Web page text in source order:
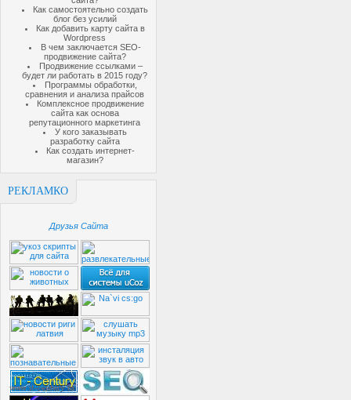
Как самостоятельно создать
блог без усилий
Как добавить карту сайта в
Wordpress
В чем заключается SEO-
продвижение сайта?
Продвижение ссылками –
будет ли работать в 2015 году?
Программы обработки,
сравнения и анализа прайсов
Комплексное продвижение
сайта как основа
репутационного маркетинга
У кого заказывать
разработку сайта
Как создать интернет-
магазин?
РЕКЛАМКО
Друзья Сайта